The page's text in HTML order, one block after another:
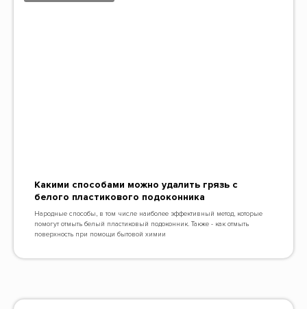
Какими способами можно удалить грязь с
белого пластикового подоконника
Народные способы, в том числе наиболее эффективный метод, которые
помогут отмыть белый пластиковый подоконник. Также - как отмыть
поверхность при помощи бытовой химии